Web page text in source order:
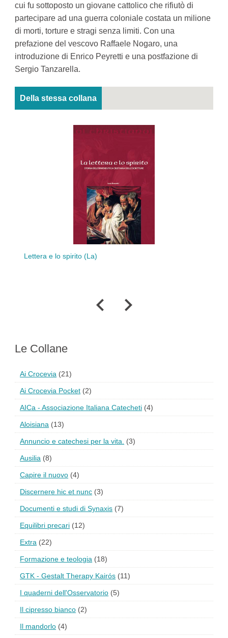
cui fu sottoposto un giovane cattolico che rifiutò di
partecipare ad una guerra coloniale costata un milione
di morti, torture e stragi senza limiti. Con una
prefazione del vescovo Raffaele Nogaro, una
introduzione di Enrico Peyretti e una postfazione di
Sergio Tanzarella.
Della stessa collana
Lettera e lo spirito (La)
Le Collane
Ai Crocevia (21)
Ai Crocevia Pocket (2)
AICa - Associazione Italiana Catecheti (4)
Aloisiana (13)
Annuncio e catechesi per la vita. (3)
Ausilia (8)
Capire il nuovo (4)
Discernere hic et nunc (3)
Documenti e studi di Synaxis (7)
Equilibri precari (12)
Extra (22)
Formazione e teologia (18)
GTK - Gestalt Therapy Kairós (11)
I quaderni dell'Osservatorio (5)
Il cipresso bianco (2)
Il mandorlo (4)